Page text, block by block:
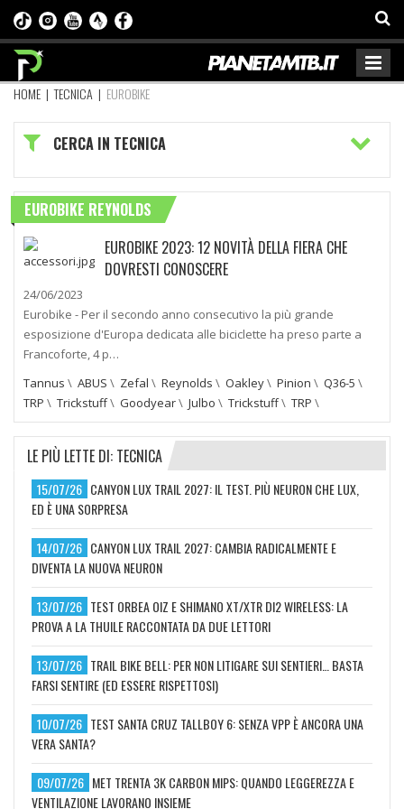
HOME |TECNICA | EUROBIKE
CERCA IN TECNICA
EUROBIKE REYNOLDS
EUROBIKE 2023: 12 NOVITÀ DELLA FIERA CHE
DOVRESTI CONOSCERE
24/06/2023
Eurobike - Per il secondo anno consecutivo la più grande
esposizione d'Europa dedicata alle biciclette ha preso parte a
Francoforte, 4 p…
Tannus \ ABUS \ Zefal \ Reynolds \ Oakley\ Pinion \ Q36-5 \
TRP \ Trickstuff\ Goodyear\ Julbo \ Trickstuff\ TRP \
LE PIÙ LETTE DI: TECNICA
15/07/26 CANYON LUX TRAIL 2027: IL TEST. PIÙ NEURON CHE LUX,
ED È UNA SORPRESA
14/07/26 CANYON LUX TRAIL 2027: CAMBIA RADICALMENTE E
DIVENTA LA NUOVA NEURON
13/07/26 TEST ORBEA OIZ E SHIMANO XT/XTR DI2 WIRELESS: LA
PROVA A LA THUILE RACCONTATA DA DUE LETTORI
13/07/26 TRAIL BIKE BELL: PER NON LITIGARE SUI SENTIERI… BASTA
FARSI SENTIRE (ED ESSERE RISPETTOSI)
10/07/26 TEST SANTA CRUZ TALLBOY 6: SENZA VPP È ANCORA UNA
VERA SANTA?
09/07/26 MET TRENTA 3K CARBON MIPS: QUANDO LEGGEREZZA E
VENTILAZIONE LAVORANO INSIEME